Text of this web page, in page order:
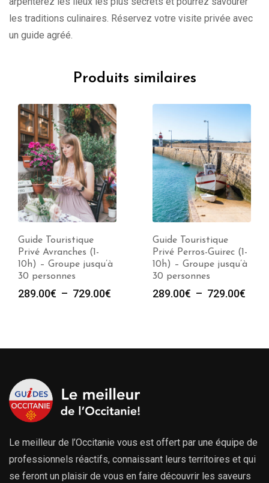
les traditions culinaires. Réservez votre visite privée avec
un guide agréé.
Produits similaires
Guide Touristique
Privé Avranches (1-
10h) – Groupe jusqu’à
30 personnes
289.00€ – 729.00€
à
Guide Touristique
Privé Perros-Guirec (1-
10h) – Groupe jusqu’à
30 personnes
289.00€ – 729.00€
à
Le meilleur de l’Occitanie vous est offert par une équipe de
professionnels réactifs, connaissant leurs territoires et qui
se feront un plaisir de vous en faire découvrir les saveurs